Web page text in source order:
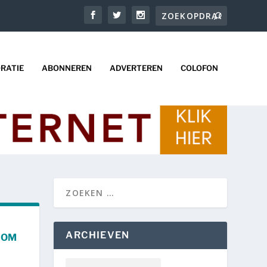
ABONNEREN ADVERTEREN COLOFON
ARCHIEVEN